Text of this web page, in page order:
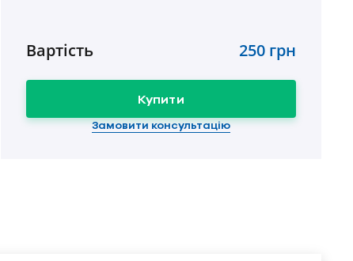
Вартість 250 грн
Купити
Замовити консультацію